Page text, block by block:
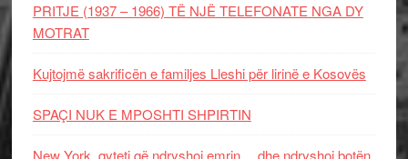
PRITJE (1937 – 1966) TË NJË TELEFONATE NGA DY
MOTRAT
Kujtojmë sakrificën e familjes Lleshi për lirinë e Kosovës
SPAÇI NUK E MPOSHTI SHPIRTIN
New York, qyteti që ndryshoi emrin… dhe ndryshoi botën